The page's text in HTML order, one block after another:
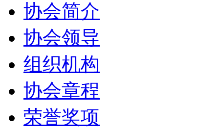
协会简介
协会领导
组织机构
协会章程
荣誉奖项